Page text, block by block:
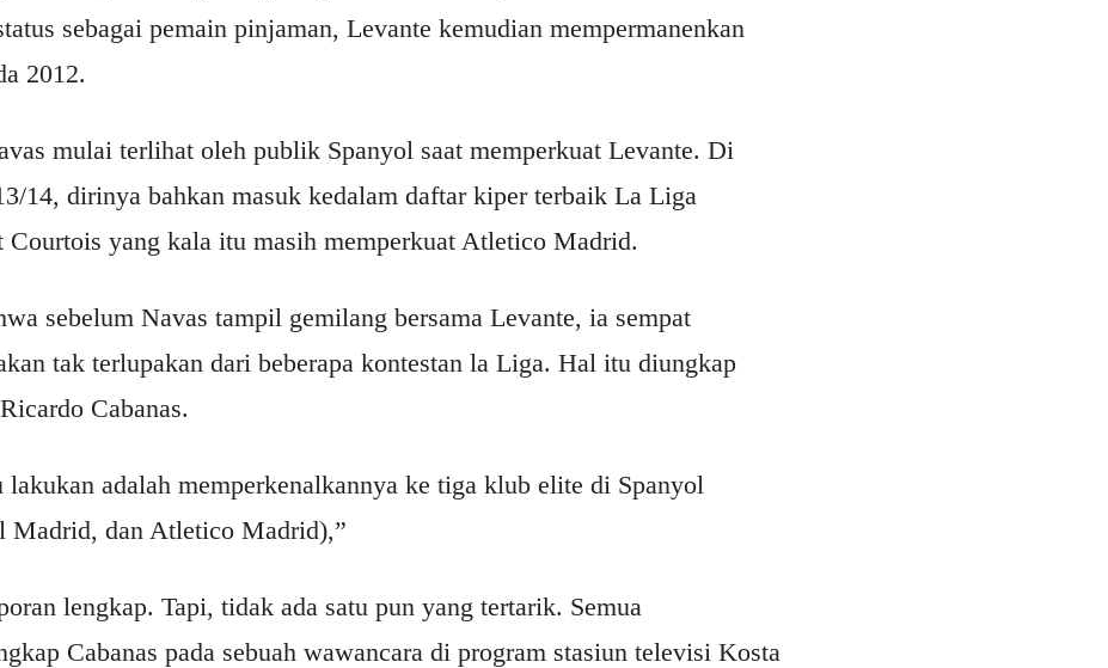
sebagai pemain pinjaman, Levante kemudian mempermanenkan
2012.
mulai terlihat oleh publik Spanyol saat memperkuat Levante. Di
14, dirinya bahkan masuk kedalam daftar kiper terbaik La Liga
Courtois yang kala itu masih memperkuat Atletico Madrid.
sebelum Navas tampil gemilang bersama Levante, ia sempat
tak terlupakan dari beberapa kontestan la Liga. Hal itu diungkap
Cabanas.
lakukan adalah memperkenalkannya ke tiga klub elite di Spanyol
Madrid, dan Atletico Madrid),”
lengkap. Tapi, tidak ada satu pun yang tertarik. Semua
Cabanas pada sebuah wawancara di program stasiun televisi Kosta